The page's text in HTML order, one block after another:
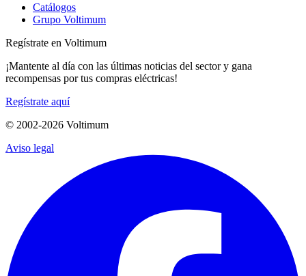
Catálogos
Grupo Voltimum
Regístrate en Voltimum
¡Mantente al día con las últimas noticias del sector y gana
recompensas por tus compras eléctricas!
Regístrate aquí
© 2002-2026 Voltimum
Aviso legal